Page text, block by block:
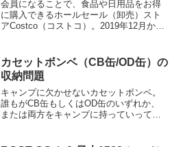
会員になることで、食品や日用品をお得
に購入できるホールセール（卸売）スト
アCostco（コストコ）。2019年12月から
なりました。コストコオンラインで買え
るおすすめキャンプグッズをご紹介しま
す。
カセットボンベ（CB缶/OD缶）の
収納問題
キャンプに欠かせないカセットボンベ。
誰もがCB缶もしくはOD缶のいずれか、
または両方をキャンプに持っていってる